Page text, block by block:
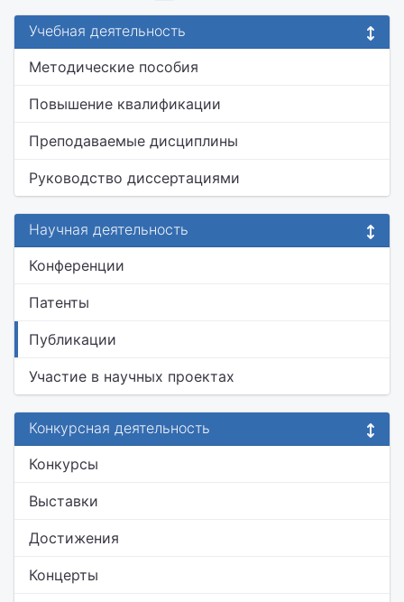
Учебная деятельность
Методические пособия
Повышение квалификации
Преподаваемые дисциплины
Руководство диссертациями
Научная деятельность
Конференции
Патенты
Публикации
Участие в научных проектах
Конкурсная деятельность
Конкурсы
Выставки
Достижения
Концерты